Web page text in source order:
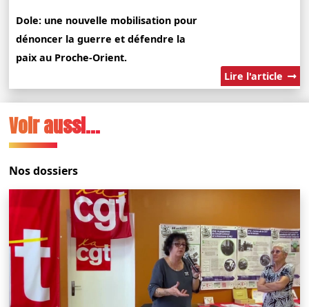
Dole: une nouvelle mobilisation pour
dénoncer la guerre et défendre la
paix au Proche-Orient.
Lire l'article
Voir aussi...
Nos dossiers